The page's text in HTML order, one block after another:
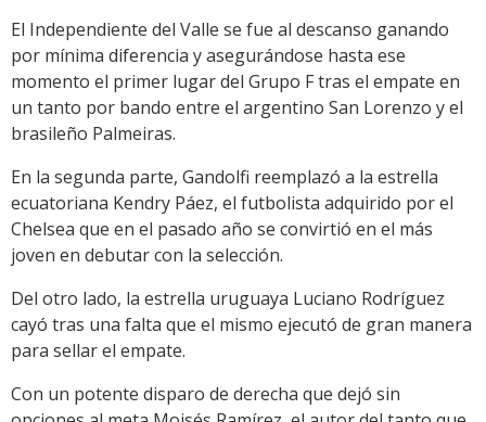
El Independiente del Valle se fue al descanso ganando
por mínima diferencia y asegurándose hasta ese
momento el primer lugar del Grupo F tras el empate en
un tanto por bando entre el argentino San Lorenzo y el
brasileño Palmeiras.
En la segunda parte, Gandolfi reemplazó a la estrella
ecuatoriana Kendry Páez, el futbolista adquirido por el
Chelsea que en el pasado año se convirtió en el más
joven en debutar con la selección.
Del otro lado, la estrella uruguaya Luciano Rodríguez
cayó tras una falta que el mismo ejecutó de gran manera
para sellar el empate.
Con un potente disparo de derecha que dejó sin